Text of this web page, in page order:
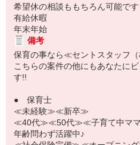
希望休の相談ももちろん可能です
有給休暇
年末年始
備考
保育の事なら≪セントスタッフ
こちらの案件の他にもあなたに
す!!
● 保育士
≪未経験≫≪新卒≫ → も
≪40代≫≪50代≫≪子育て中
年齢問わず活躍中♪